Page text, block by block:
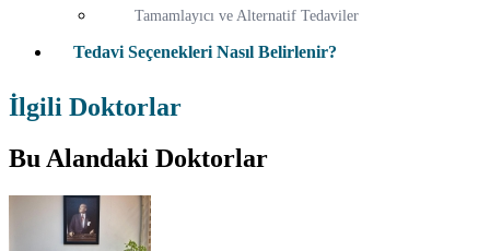
Tamamlayıcı ve Alternatif Tedaviler
Tedavi Seçenekleri Nasıl Belirlenir?
İlgili Doktorlar
Bu Alandaki Doktorlar